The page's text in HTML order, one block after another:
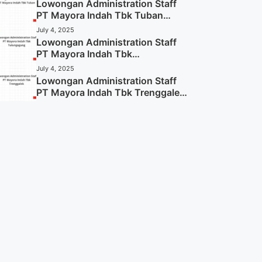
Lowongan Administration Staff
PT Mayora Indah Tbk Tuban
Tahun 2025 (Resmi)
July 4, 2025
Lowongan Administration Staff
PT Mayora Indah Tbk
Tulungagung Tahun 2025 (Lamar
Sekarang)
July 4, 2025
Lowongan Administration Staff
PT Mayora Indah Tbk Trenggalek